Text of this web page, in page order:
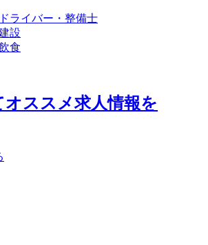
ライバー・整備士
設
食
オススメ求人情報を